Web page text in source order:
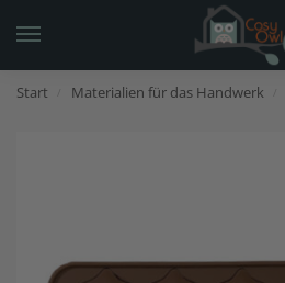
Start Materialien für das Handwerk